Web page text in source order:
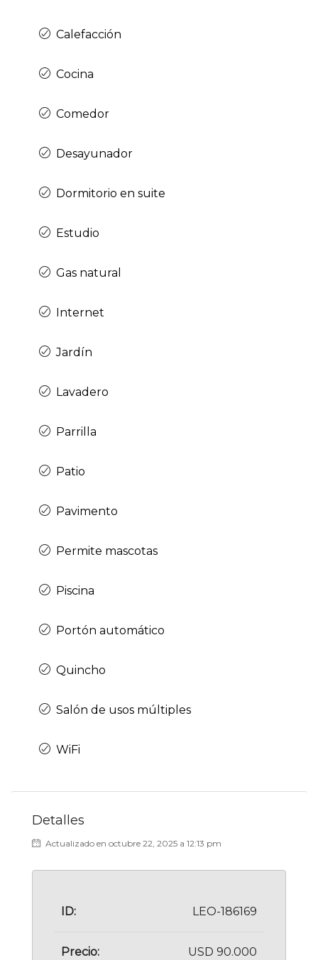
Calefacción
Cocina
Comedor
Desayunador
Dormitorio en suite
Estudio
Gas natural
Internet
Jardín
Lavadero
Parrilla
Patio
Pavimento
Permite mascotas
Piscina
Portón automático
Quincho
Salón de usos múltiples
WiFi
Detalles
Actualizado en octubre 22, 2025 a 12:13 pm
ID: LEO-186169
Precio: USD 90.000